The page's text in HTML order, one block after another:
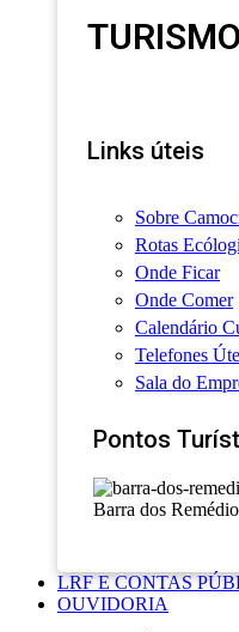
TURISMO
Links úteis
Sobre
Rotas
Onde Ficar
Onde Comer
Calendário
Telefones
Sala do
Pontos
Barra dos
LRF E CONTAS
OUVIDORIA